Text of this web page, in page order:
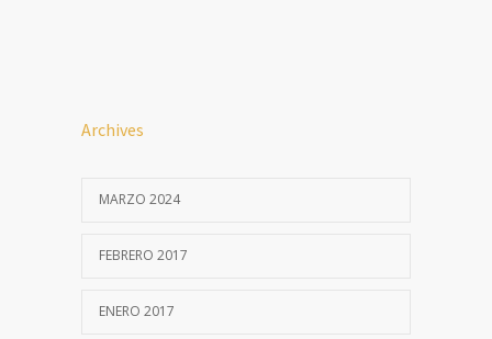
Archives
MARZO 2024
FEBRERO 2017
ENERO 2017